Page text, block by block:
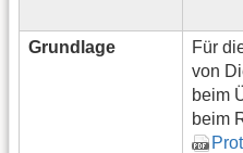
Grundlage
Für
von
beim
beim